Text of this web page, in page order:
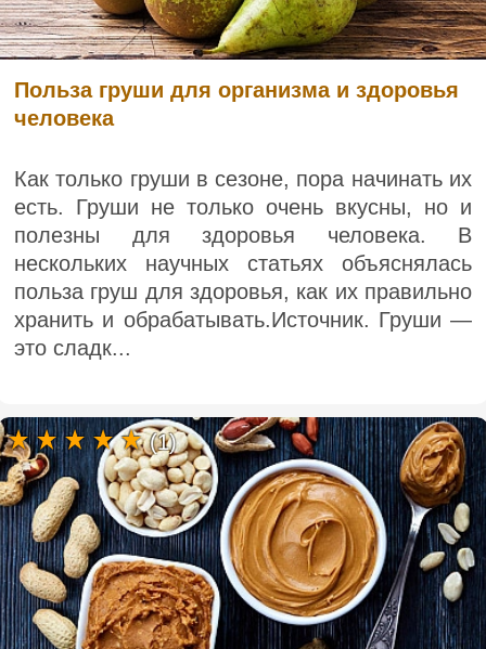
Польза груши для организма и здоровья
человека
Как только груши в сезоне, пора начинать их
есть. Груши не только очень вкусны, но и
полезны для здоровья человека. В
нескольких научных статьях объяснялась
польза груш для здоровья, как их правильно
хранить и обрабатывать.Источник. Груши —
это сладк...
(1)